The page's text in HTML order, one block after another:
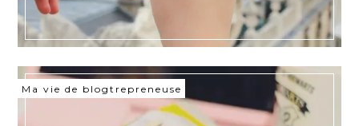
Ma vie de blogtrepreneuse